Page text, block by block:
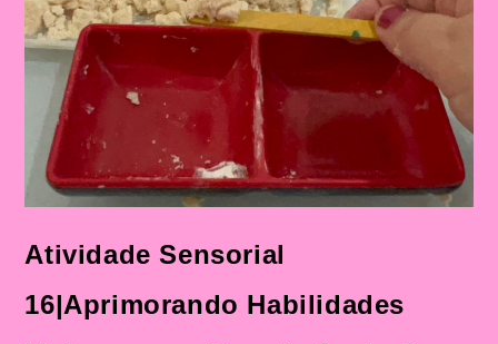
Atividade Sensorial
16|Aprimorando Habilidades